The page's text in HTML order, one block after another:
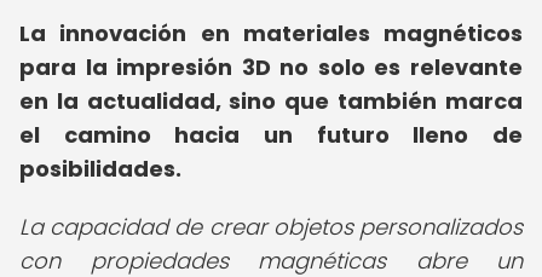
La innovación en materiales magnéticos
para la impresión 3D no solo es relevante
en la actualidad, sino que también marca
el camino hacia un futuro lleno de
posibilidades.
La capacidad de crear objetos personalizados
con propiedades magnéticas abre un